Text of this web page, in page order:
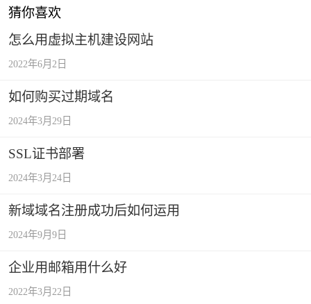
猜你喜欢
怎么用虚拟主机建设网站
2022年6月2日
如何购买过期域名
2024年3月29日
SSL证书部署
2024年3月24日
新域域名注册成功后如何运用
2024年9月9日
企业用邮箱用什么好
2022年3月22日